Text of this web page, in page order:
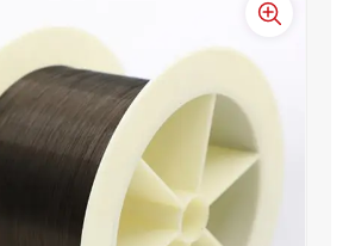
Polski
Español